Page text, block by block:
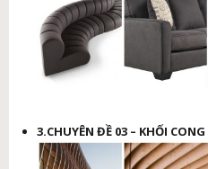
3.CHUYÊN ĐỀ 03 – KHỐI